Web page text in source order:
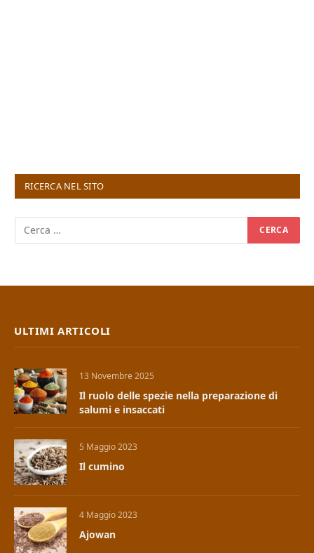
RICERCA NEL SITO
ULTIMI ARTICOLI
13 Novembre 2025
Il ruolo delle spezie nella preparazione di
salumi e insaccati
5 Maggio 2023
Il cumino
4 Maggio 2023
Ajowan